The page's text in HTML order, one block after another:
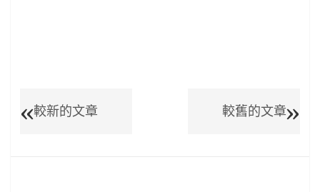
較新的文章 較舊的文章